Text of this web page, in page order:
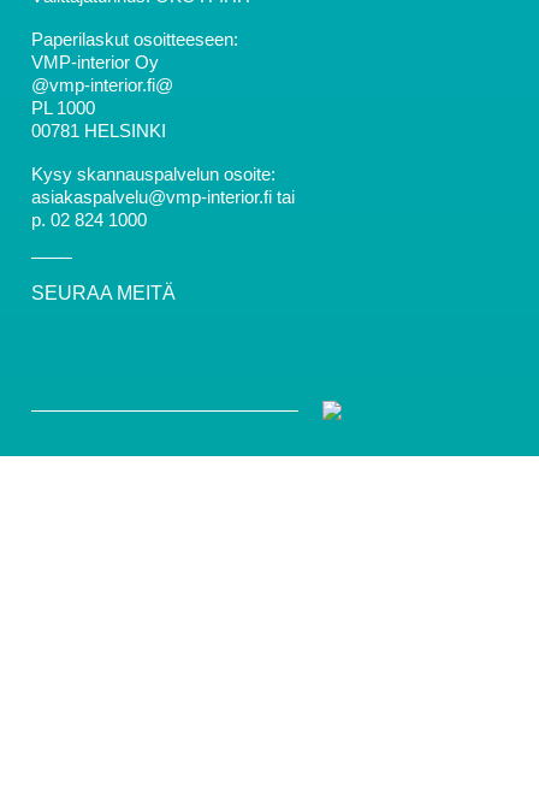
Paperilaskut osoitteeseen:
VMP-interior Oy
@vmp-interior.fi@
PL 1000
00781 HELSINKI
Kysy skannauspalvelun osoite:
asiakaspalvelu@vmp-interior.fi tai
p. 02 824 1000
SEURAA MEITÄ